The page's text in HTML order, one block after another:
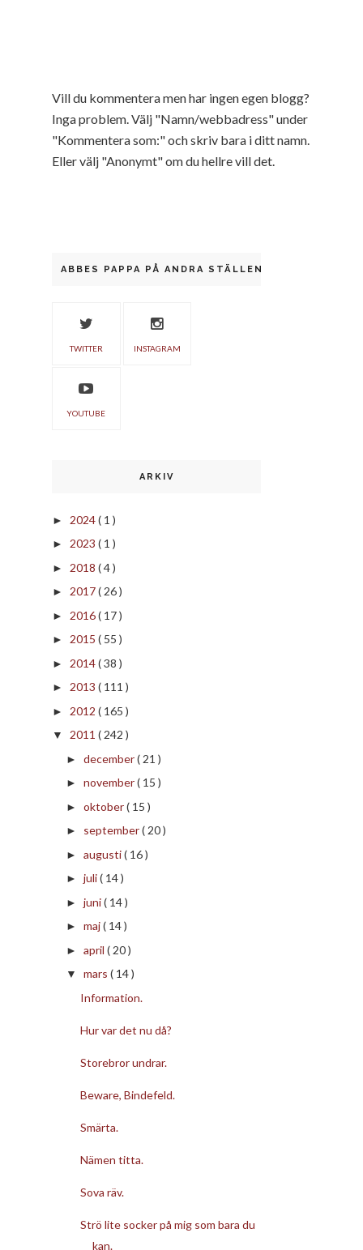
Vill du kommentera men har ingen egen blogg?
Inga problem. Välj "Namn/webbadress" under
"Kommentera som:" och skriv bara i ditt namn.
Eller välj "Anonymt" om du hellre vill det.
ABBES PAPPA PÅ ANDRA STÄLLEN
TWITTER INSTAGRAM
YOUTUBE
ARKIV
► 2024( 1 )
► 2023 ( 1 )
► 2018 ( 4 )
► 2017( 26 )
► 2016( 17 )
► 2015 ( 55 )
► 2014( 38 )
► 2013 ( 111 )
► 2012 ( 165 )
▼ 2011 ( 242 )
► december( 21 )
► november( 15 )
► oktober( 15 )
► september( 20 )
► augusti( 16 )
► juli( 14 )
► juni( 14 )
► maj( 14 )
► april ( 20 )
▼ mars ( 14 )
Information.
Hur var det nu då?
Storebror undrar.
Beware, Bindefeld.
Smärta.
Nämen titta.
Sova räv.
Strö lite socker på mig som bara du
kan.